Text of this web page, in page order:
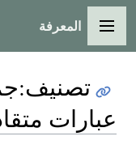
القائمة الرئيسية
المعرفة
تصنيف:
عبارات